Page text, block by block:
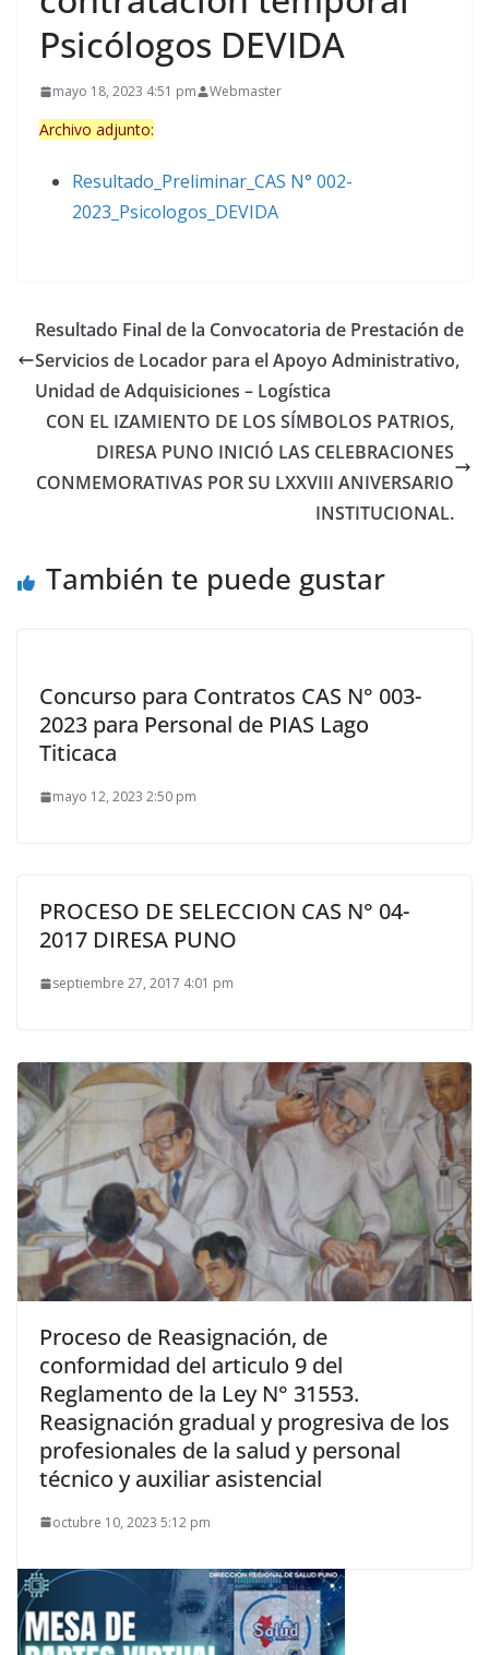
Psicólogos DEVIDA
mayo 18, 2023 4:51 pm Webmaster
Archivo adjunto:
Resultado_Preliminar_CAS N° 002-
2023_Psicologos_DEVIDA
Resultado Final de la Convocatoria de Prestación de
Servicios de Locador para el Apoyo Administrativo,
Unidad de Adquisiciones – Logística
CON EL IZAMIENTO DE LOS SÍMBOLOS PATRIOS,
DIRESA PUNO INICIÓ LAS CELEBRACIONES
CONMEMORATIVAS POR SU LXXVIII ANIVERSARIO
INSTITUCIONAL.
También te puede gustar
Concurso para Contratos CAS N° 003-
2023 para Personal de PIAS Lago
Titicaca
mayo 12, 2023 2:50 pm
PROCESO DE SELECCION CAS N° 04-
2017 DIRESA PUNO
septiembre 27, 2017 4:01 pm
Proceso de Reasignación, de
conformidad del articulo 9 del
Reglamento de la Ley N° 31553.
Reasignación gradual y progresiva de los
profesionales de la salud y personal
técnico y auxiliar asistencial
octubre 10, 2023 5:12 pm